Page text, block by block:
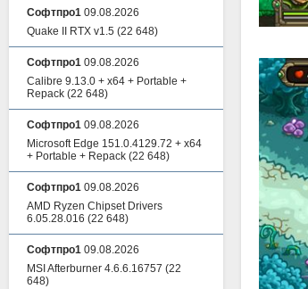
Софтпро1 09.08.2026
Quake II RTX v1.5 (22 648)
Софтпро1 09.08.2026
Calibre 9.13.0 + x64 + Portable +
Repack (22 648)
Софтпро1 09.08.2026
Microsoft Edge 151.0.4129.72 + x64
+ Portable + Repack (22 648)
Софтпро1 09.08.2026
AMD Ryzen Chipset Drivers
6.05.28.016 (22 648)
Софтпро1 09.08.2026
MSI Afterburner 4.6.6.16757 (22
648)